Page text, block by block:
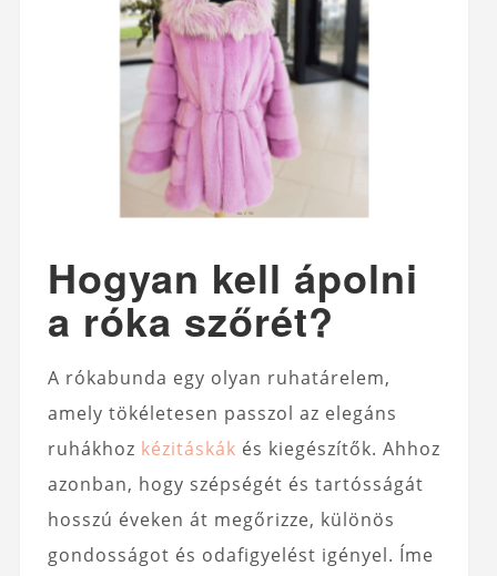
Hogyan kell ápolni
a róka szőrét?
A rókabunda egy olyan ruhatárelem,
amely tökéletesen passzol az elegáns
ruhákhoz kézitáskák és kiegészítők. Ahhoz
azonban, hogy szépségét és tartósságát
hosszú éveken át megőrizze, különös
gondosságot és odafigyelést igényel. Íme